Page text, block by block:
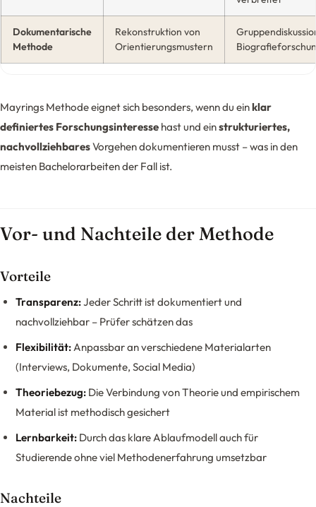
Dokumentarische
Methode
Rekonstruktion von
Orientierungsmustern
Mayrings Methode eignet sich besonders, wenn du einklar
definiertes Forschungsinteresse hast und einstrukturiertes,
nachvollziehbaresVorgehen dokumentieren musst – was in den
meisten Bachelorarbeiten der Fall ist.
Vor- und Nachteile der Methode
Vorteile
Transparenz:Jeder Schritt ist dokumentiert und
nachvollziehbar – Prüfer schätzen das
Flexibilität:Anpassbar an verschiedene Materialarten
(Interviews, Dokumente, Social Media)
Theoriebezug: Die Verbindung von Theorie und empirischem
Material ist methodisch gesichert
Lernbarkeit: Durch das klare Ablaufmodell auch für
Studierende ohne viel Methodenerfahrung umsetzbar
Nachteile